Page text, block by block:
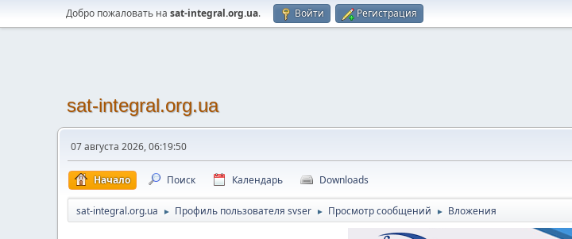
Добро пожаловать на sat-integral.org.ua. Войти Регистрация
sat-integral.org.ua
07 августа 2026, 06:19:50
Начало Поиск Календарь Downloads
sat-integral.org.ua ► Профиль пользователя svser ► Просмотр сообщений ► Вложения